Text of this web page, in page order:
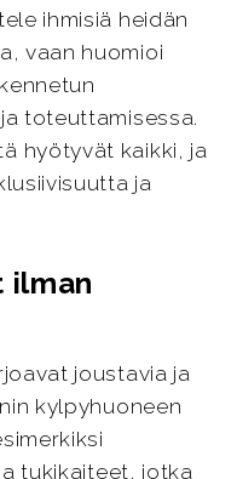
ihmisiä heidän
vaan huomioi
toteuttamisessa.
hyötyvät kaikki, ja
ja
ilman
joustavia ja
kylpyhuoneen
tukikaiteet, jotka